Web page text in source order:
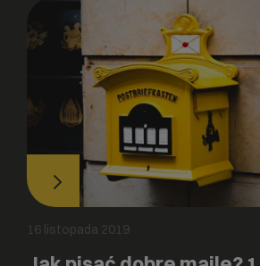
16 listopada 2019